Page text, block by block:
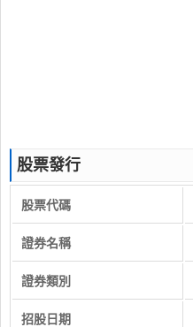
股票發行
股票代碼
證券名稱
證券類別
招股日期